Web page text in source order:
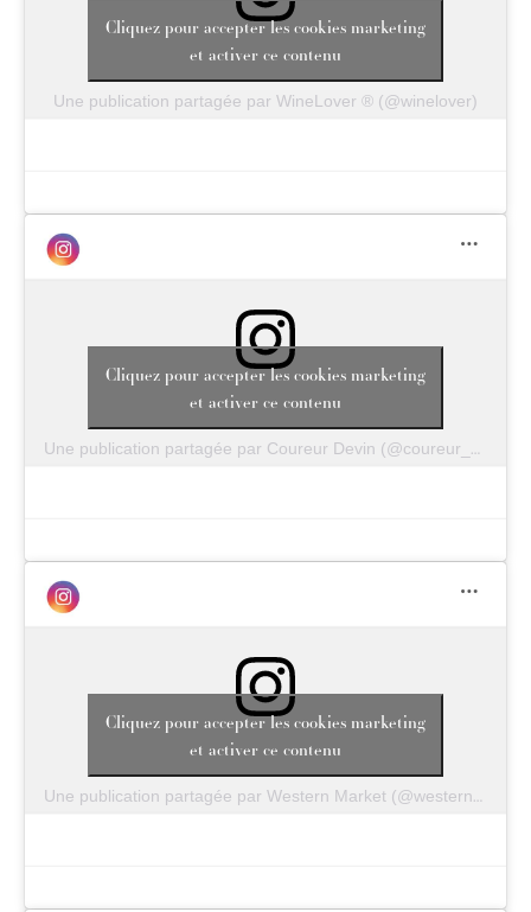
Une publication partagée par WineLover ® (@winelover)
Cliquez pour accepter les cookies marketing
et activer ce contenu
Cliquez pour accepter les cookies marketing
et activer ce contenu
Cliquez pour accepter les cookies marketing
et activer ce contenu